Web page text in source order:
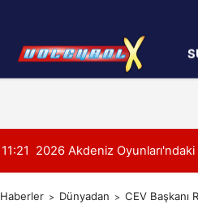
İletişim Çerez Politikası
11:21 2026 Akdeniz
Haberler Dünyadan CEV Başkanı